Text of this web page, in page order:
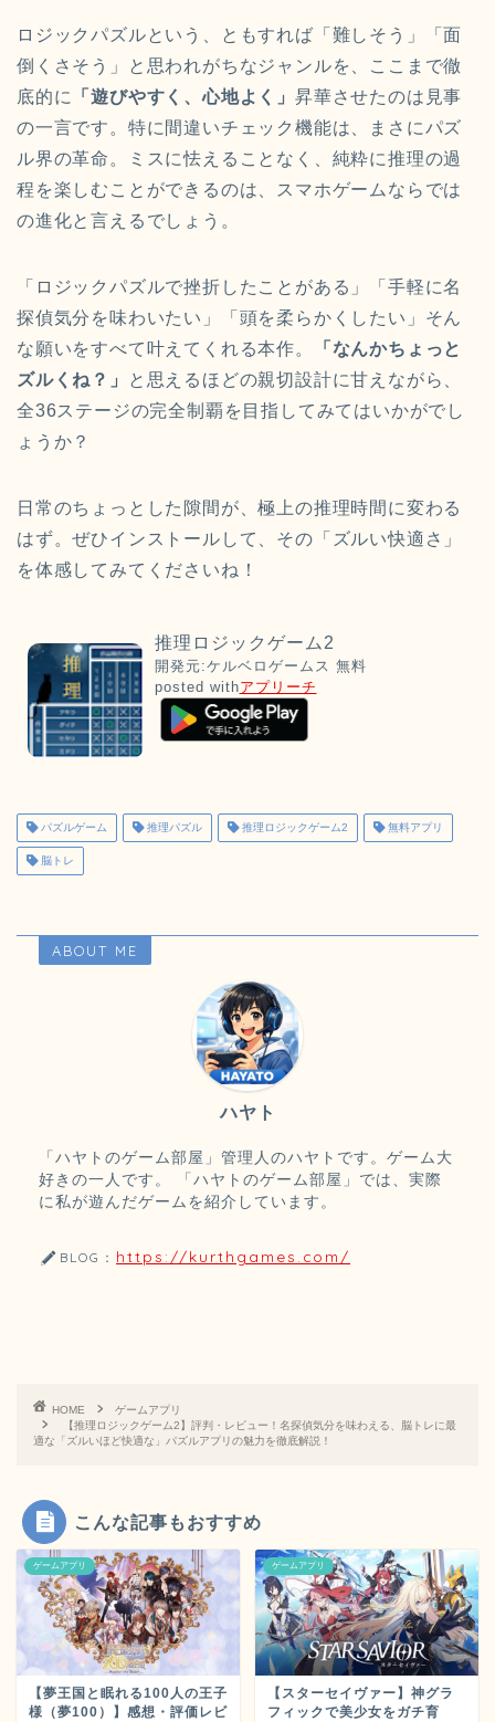
ロジックパズルという、ともすれば「難しそう」「面
倒くさそう」と思われがちなジャンルを、ここまで徹
底的に
「遊びやすく、心地よく」昇華させたのは見事
の一言です。特に間違いチェック機能は、まさにパズ
ル界の革命。ミスに怯えることなく、純粋に推理の過
程を楽しむことができるのは、スマホゲームならでは
の進化と言えるでしょう。
「ロジックパズルで挫折したことがある」「手軽に名
探偵気分を味わいたい」「頭を柔らかくしたい」そん
な願いをすべて叶えてくれる本作。
「なんかちょっと
ズルくね？」
と思えるほどの親切設計に甘えながら、
全36ステージの完全制覇を目指してみてはいかがでし
ょうか？
日常のちょっとした隙間が、極上の推理時間に変わる
はず。ぜひインストールして、その「ズルい快適さ」
を体感してみてくださいね！
推理ロジックゲーム2
開発元:ケルベロゲームス 無料
posted withアプリーチ
パズルゲーム 推理パズル 推理ロジックゲーム2 無料アプリ
脳トレ
ABOUT ME
ハヤト
「ハヤトのゲーム部屋」管理人のハヤトです。ゲーム大
好きの一人です。 「ハヤトのゲーム部屋」では、実際
に私が遊んだゲームを紹介しています。
BLOG： https://kurthgames.com/
HOME
ゲームアプリ
【推理ロジックゲーム2】評判・レビュー！名探偵気分を味わえる、脳トレに最
適な「ズルいほど快適な」パズルアプリの魅力を徹底解説！
こんな記事もおすすめ
ゲームアプリ
【夢王国と眠れる100人の王子
様（夢100）】感想・評価レビ
ゲームアプリ
【スターセイヴァー】神グラ
フィックで美少女をガチ育